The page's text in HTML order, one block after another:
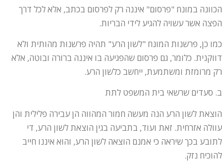
הכוונה במונח "פרסום" איננה רק לפרסום בכתב, אלא לכל דרך
הפצה אשר עשויה להגיע לידי הבריות.
כמו כן, פרשנות המונח "לשון הרע" תהיה פרשנות מהותית ולא
דווקנית. כלומר, גם פרסום שהפגיעה בו איננה ברורה ובוטה, אלא
רק מרומזת ומשתמעת, ייחשב כלשון הרע.
ב. סעדים שרשאי בית המשפט לתת
הוצאת לשון הרע הנה מעשה חמור המהווה הן עבירה פלילית והן
עוולה אזרחית. זאת ועוד, בתביעה בגין הוצאת לשון הרע, די
לתובע בכך שיראה כי אמנם הוצאה לשון הרע, והוא איננו חייב
להוכיח נזק.